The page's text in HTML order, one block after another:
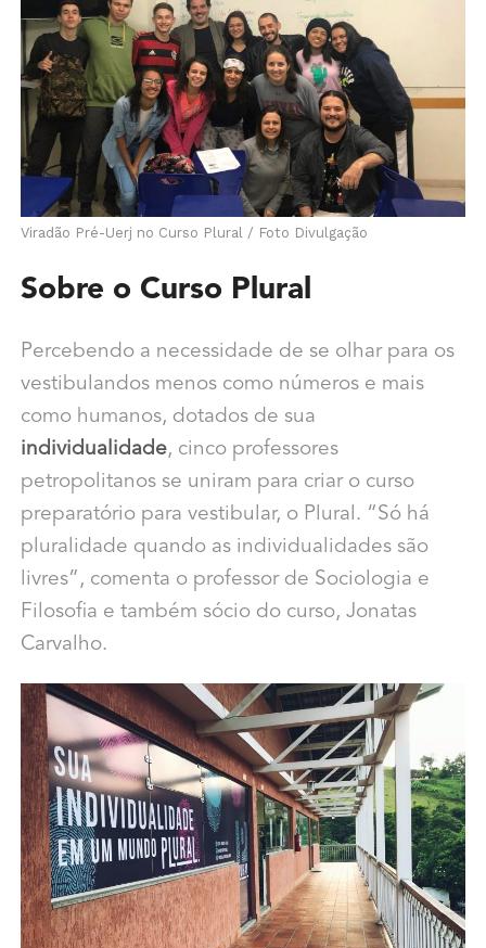
Viradão Pré-Uerj no Curso Plural / Foto Divulgação
Sobre o Curso Plural
Percebendo a necessidade de se olhar para os
vestibulandos menos como números e mais
como humanos, dotados de sua
individualidade, cinco professores
petropolitanos se uniram para criar o curso
preparatório para vestibular, o Plural. “Só há
pluralidade quando as individualidades são
livres”, comenta o professor de Sociologia e
Filosofia e também sócio do curso, Jonatas
Carvalho.